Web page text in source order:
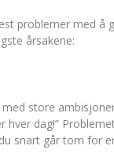
problemer med å
årsakene:
store
hver dag!”
snart går tom for